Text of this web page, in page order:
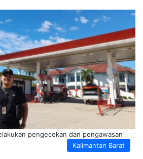
Kalimantan Barat
pengecekan dan pengawasan